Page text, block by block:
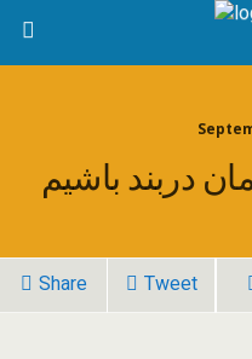
دربند باشیم
Share Tweet